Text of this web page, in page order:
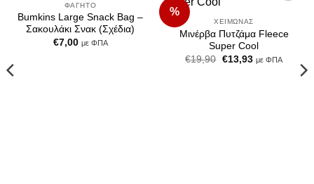
Wishlist
ΦΑΓΗΤΌ
Bumkins Large Snack Bag –
Σακουλάκι Σνακ (Σχέδια)
€7,00 με ΦΠΑ
%
ΧΕΙΜΏΝΑΣ
Μινέρβα Πυτζάμα Fleece
Super Cool
€19,90 Original
price
€13,93Η
τρέχουσα
με ΦΠΑ